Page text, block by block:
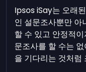
Ipsos iSay는 오래
인 설문조사뿐만 아
할 수 있고 안정적
문조사를 할 수는
을 기다리는 것처럼